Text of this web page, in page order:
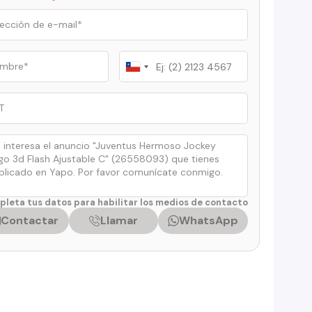
Chile
+56
tus datos para habilitar los medios de contacto
Contactar Llamar WhatsApp